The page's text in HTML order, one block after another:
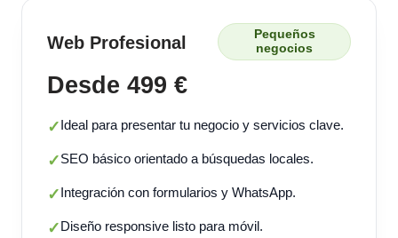
Web Profesional
Pequeños
negocios
Desde 499 €
✓Ideal para presentar tu negocio y servicios clave.
✓SEO básico orientado a búsquedas locales.
✓Integración con formularios y WhatsApp.
✓Diseño responsive listo para móvil.